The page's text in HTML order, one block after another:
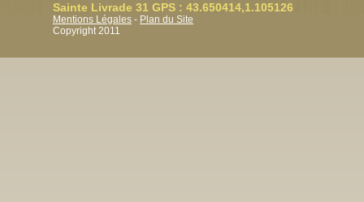
Sainte Livrade 31 GPS : 43.650414,1.105126
Mentions Légales - Plan du Site
Copyright 2011